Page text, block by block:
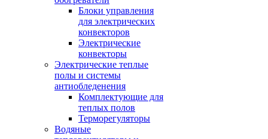
Блоки управления
для электрических
конвекторов
Электрические
конвекторы
Электрические теплые
полы и системы
антиобледенения
Комплектующие для
теплых полов
Терморегуляторы
Водяные